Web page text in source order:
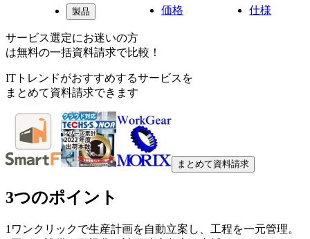
製品 価格 仕様
サービス選定にお迷いの方
は無料の一括資料請求で比較！
ITトレンドがおすすめするサービスを
まとめて資料請求できます
まとめて資料請求
3つのポイント
1 ワンクリックで生産計画を自動立案し、工程を一元管理。